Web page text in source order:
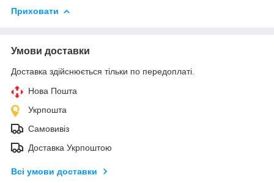
Приховати
Умови доставки
Доставка здійснюється тільки по передоплаті.
Нова Пошта
Укрпошта
Самовивіз
Доставка Укрпоштою
Всі умови доставки